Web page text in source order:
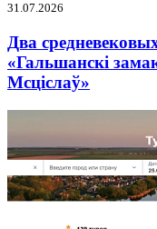
31.07.2026
Два
«Гальшанскі
Мсціслаў»